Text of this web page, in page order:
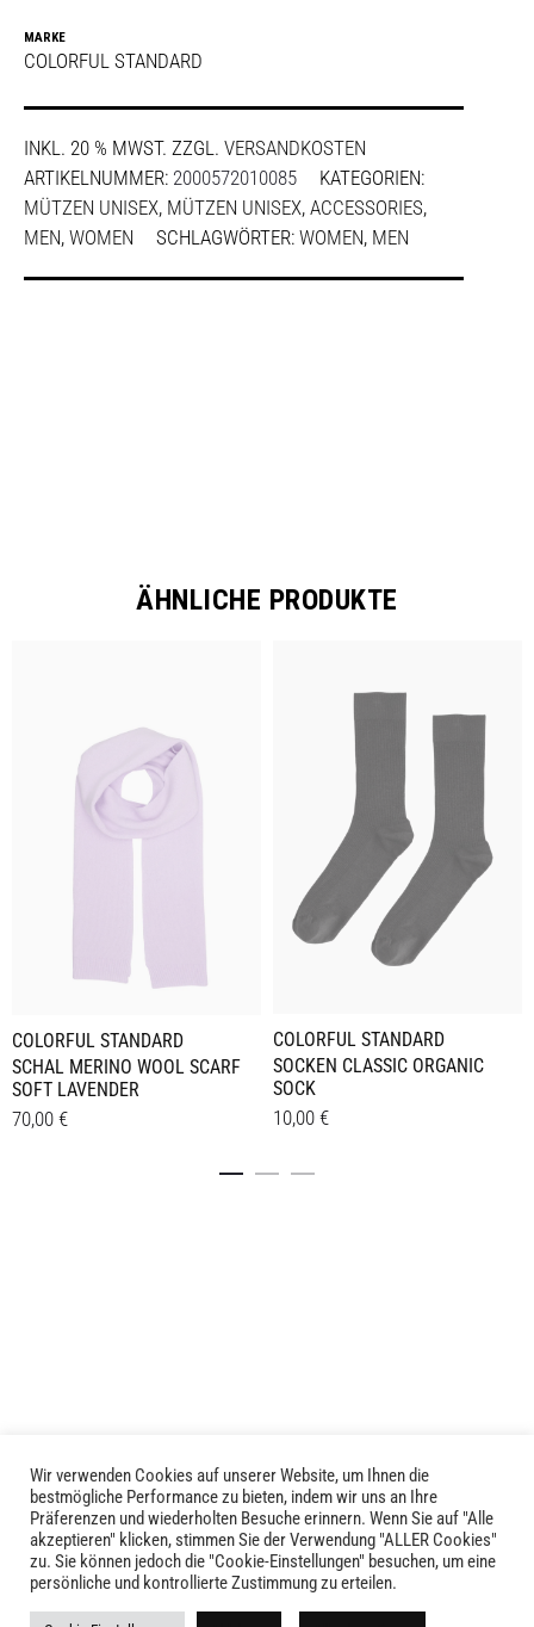
MARKE
COLORFUL STANDARD
INKL. 20 % MWST. ZZGL. VERSANDKOSTEN
ARTIKELNUMMER: 2000572010085
KATEGORIEN:
MÜTZEN UNISEX, MÜTZEN UNISEX, ACCESSORIES,
MEN, WOMEN SCHLAGWÖRTER: WOMEN, MEN
ÄHNLICHE PRODUKTE
COLORFUL STANDARD
SCHAL MERINO WOOL SCARF
SOFT LAVENDER
70,00 €
COLORFUL STANDARD
SOCKEN CLASSIC ORGANIC
SOCK
10,00 €
Produktseite
gewählt
werden
LIVID © 2024
Kontakt
Versandkosten
Wir verwenden Cookies auf unserer Website, um Ihnen die
bestmögliche Performance zu bieten, indem wir uns an Ihre
Präferenzen und wiederholten Besuche erinnern. Wenn Sie auf "Alle
akzeptieren" klicken, stimmen Sie der Verwendung "ALLER Cookies"
zu. Sie können jedoch die "Cookie-Einstellungen" besuchen, um eine
persönliche und kontrollierte Zustimmung zu erteilen.